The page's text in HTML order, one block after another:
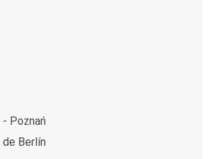
Poznań
Berlín